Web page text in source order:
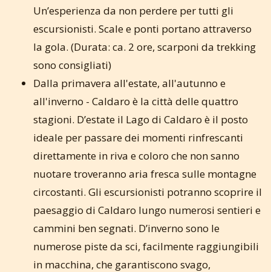
Un’esperienza da non perdere per tutti gli
escursionisti. Scale e ponti portano attraverso
la gola. (Durata: ca. 2 ore, scarponi da trekking
sono consigliati)
Dalla primavera all'estate, all'autunno e
all'inverno - Caldaro è la città delle quattro
stagioni. D’estate il Lago di Caldaro è il posto
ideale per passare dei momenti rinfrescanti
direttamente in riva e coloro che non sanno
nuotare troveranno aria fresca sulle montagne
circostanti. Gli escursionisti potranno scoprire il
paesaggio di Caldaro lungo numerosi sentieri e
cammini ben segnati. D’inverno sono le
numerose piste da sci, facilmente raggiungibili
in macchina, che garantiscono svago,